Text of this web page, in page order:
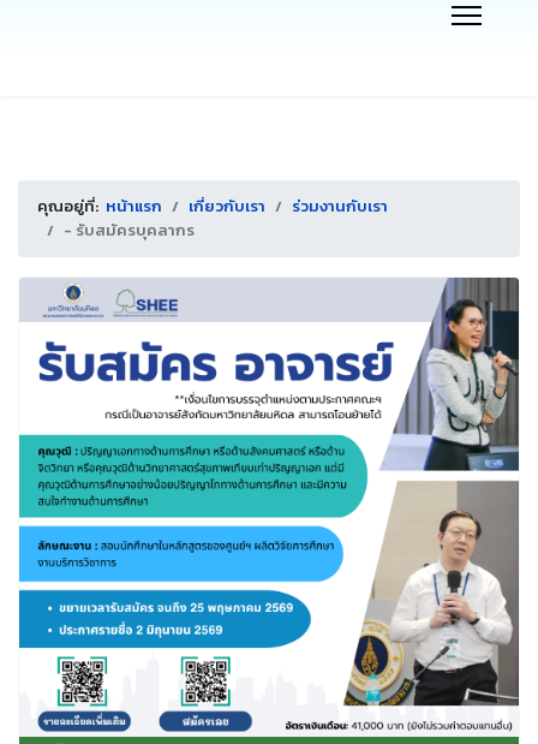
คุณอยู่ที่: หน้าแรก เกี่ยวกับเรา
ร่วมงานกับเรา
- รับสมัครบุคลากร